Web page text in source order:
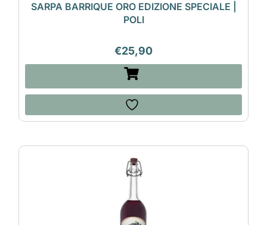
SARPA BARRIQUE ORO EDIZIONE SPECIALE |
POLI
€25,90